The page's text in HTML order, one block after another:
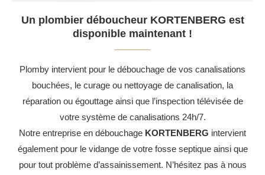
Un plombier déboucheur KORTENBERG est
disponible maintenant !
Plomby intervient pour le débouchage de vos canalisations
bouchées, le curage ou nettoyage de canalisation, la
réparation ou égouttage ainsi que l’inspection télévisée de
votre système de canalisations 24h/7.
Notre entreprise en débouchage KORTENBERG intervient
également pour le vidange de votre fosse septique ainsi que
pour tout problème d’assainissement. N’hésitez pas à nous